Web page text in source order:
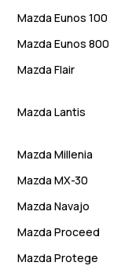
Mazda Eunos 100
Mazda Eunos 800
Mazda Flair
Mazda Lantis
Mazda Millenia
Mazda MX-30
Mazda Navajo
Mazda Proceed
Mazda Protege